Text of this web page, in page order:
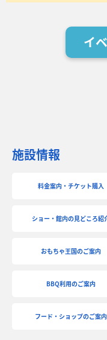
イ
施設情報
料金案内・チケット購入
ショー・館内の見どころ紹
おもちゃ王国のご案内
BBQ利用のご案内
フード・ショップのご案内